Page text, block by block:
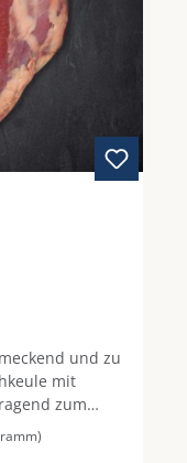
von 4.86 von 5
und zu
mit
zum